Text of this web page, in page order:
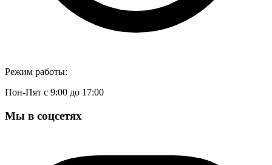
Режим работы:
Пон-Пят с 9:00 до 17:00
Мы в соцсетях